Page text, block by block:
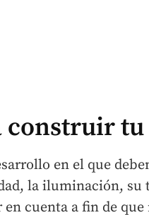
construir
en el que
la iluminación, su
cuenta a fin de